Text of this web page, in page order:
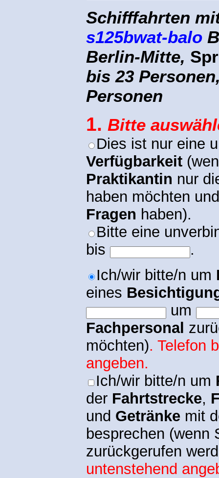
Schifffahrten
s125bwat-balo
Berlin-Mitte,
bis 23
Personen
1. Bitte
Dies ist nur eine
Verfügbarkeit
Praktikantin nur
haben möchten
Fragen haben).
Bitte eine
bis
.
Ich/wir bitte/n um
eines
um
Fachpersonal
möchten). Telefon
angeben.
Ich/wir bitte/n um
der Fahrtstrecke,
und Getränke mit
besprechen (wenn
zurückgerufen
untenstehend